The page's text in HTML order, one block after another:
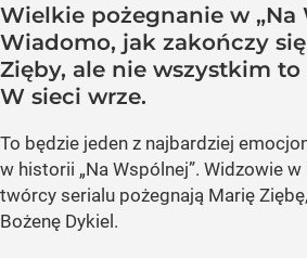
Wielkie pożegnanie w „Na
Wiadomo, jak zakończy
Zięby, ale nie wszystkim to
W sieci wrze.
To będzie jeden z najbardziej
w historii „Na Wspólnej”. Widzowie
twórcy serialu pożegnają Marię
Bożenę Dykiel.